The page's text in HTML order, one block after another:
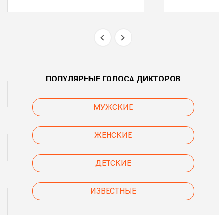
ПОПУЛЯРНЫЕ ГОЛОСА ДИКТОРОВ
МУЖСКИЕ
ЖЕНСКИЕ
ДЕТСКИЕ
ИЗВЕСТНЫЕ